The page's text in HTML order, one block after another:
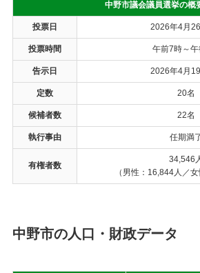
中野市議会議員選挙の概
投票日 2026年4月
投票時間 午前7時～
告示日 2026年4月
定数 20名
候補者数 22名
執行事由 任期満
有権者数
34,546
（男性：16,844人／
中野市の人口・財政データ